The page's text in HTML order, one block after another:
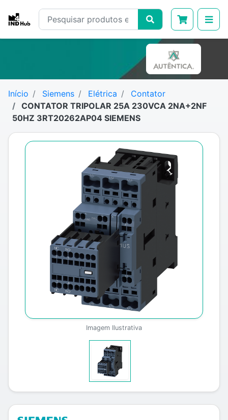
Início Siemens Elétrica
Contator
CONTATOR TRIPOLAR 25A 230VCA 2NA+2NF
50HZ 3RT20262AP04 SIEMENS
Imagem Ilustrativa